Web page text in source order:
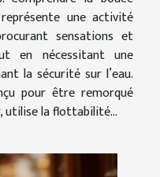
une activité
sensations et
en nécessitant une
la sécurité sur l’eau.
pour être remorqué
utilise la flottabilité...